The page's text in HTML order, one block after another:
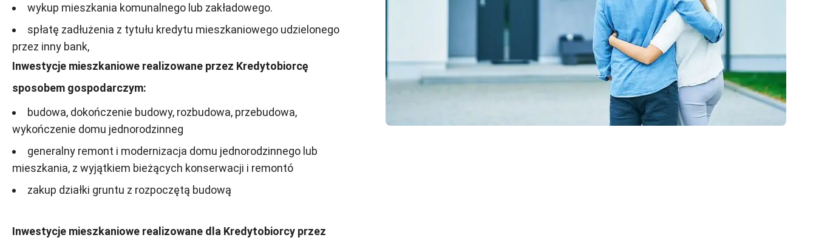
wykup mieszkania komunalnego lub zakładowego.
spłatę zadłużenia z tytułu kredytu mieszkaniowego udzielonego
przez inny bank,
Inwestycje mieszkaniowe realizowane przez Kredytobiorcę
sposobem gospodarczym:
budowa, dokończenie budowy, rozbudowa, przebudowa,
wykończenie domu jednorodzinneg
generalny remont i modernizacja domu jednorodzinnego lub
mieszkania, z wyjątkiem bieżących konserwacji i remontó
zakup działki gruntu z rozpoczętą budową
Inwestycje mieszkaniowe realizowane dla Kredytobiorcy przez